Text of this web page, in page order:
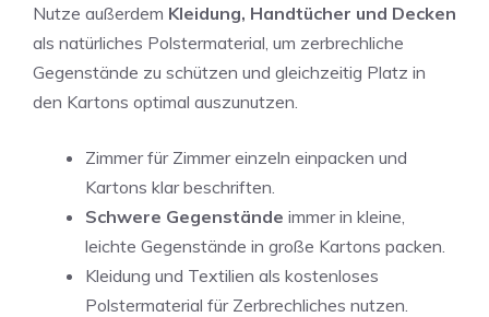
Nutze außerdem Kleidung, Handtücher und Decken
als natürliches Polstermaterial, um zerbrechliche
Gegenstände zu schützen und gleichzeitig Platz in
den Kartons optimal auszunutzen.
Zimmer für Zimmer einzeln einpacken und
Kartons klar beschriften.
Schwere Gegenstände immer in kleine,
leichte Gegenstände in große Kartons packen.
Kleidung und Textilien als kostenloses
Polstermaterial für Zerbrechliches nutzen.